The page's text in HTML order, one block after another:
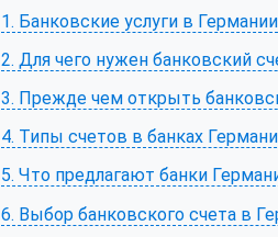
1. Банковские услуги в Германии
2. Для чего нужен банковский
3. Прежде чем открыть
4. Типы счетов в банках
5. Что предлагают банки
6. Выбор банковского счета в